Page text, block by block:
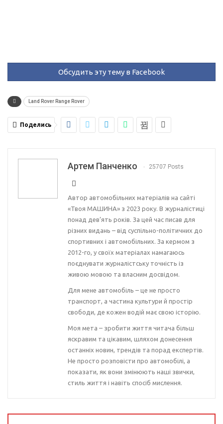
Обсудить эту тему в Facebook
Land Rover Range Rover
Поделись
Артем Панченко 25707 Posts
Автор автомобільних матеріалів на сайті
«Твоя МАШИНА» з 2023 року. В журналістиці
понад дев’ять років. За цей час писав для
різних видань – від суспільно-політичних до
спортивних і автомобільних. За кермом з
2012-го, у своїх матеріалах намагаюсь
поєднувати журналістську точність із
живою мовою та власним досвідом.
Для мене автомобіль – це не просто
транспорт, а частина культури й простір
свободи, де кожен водій має свою історію.
Моя мета – зробити життя читача більш
яскравим та цікавим, шляхом донесення
останніх новин, трендів та порад експертів.
Не просто розповісти про автомобілі, а
показати, як вони змінюють наші звички,
стиль життя і навіть спосіб мислення.